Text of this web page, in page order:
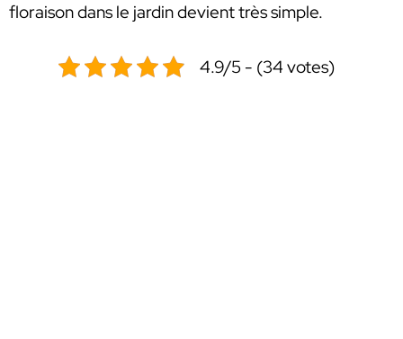
floraison dans le jardin devient très simple.
4.9/5 - (34 votes)